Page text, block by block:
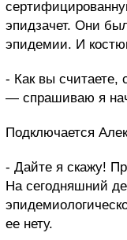
эпидзачет. Они
эпидемии. И
- Как вы считаете,
— спрашиваю я
Подключается
- Дайте я скажу!
На сегодняшний
ее нету.